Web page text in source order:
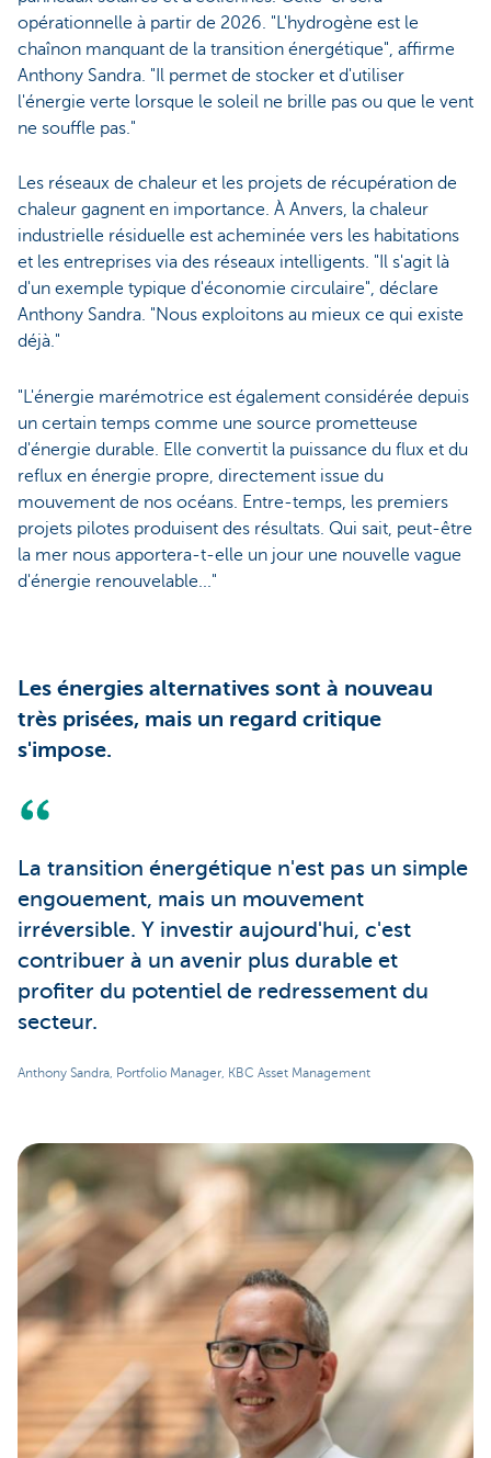
opérationnelle à partir de 2026. "L'hydrogène est le
chaînon manquant de la transition énergétique", affirme
Anthony Sandra. "Il permet de stocker et d'utiliser
l'énergie verte lorsque le soleil ne brille pas ou que le vent
ne souffle pas."
Les réseaux de chaleur et les projets de récupération de
chaleur gagnent en importance. À Anvers, la chaleur
industrielle résiduelle est acheminée vers les habitations
et les entreprises via des réseaux intelligents. "Il s'agit là
d'un exemple typique d'économie circulaire", déclare
Anthony Sandra. "Nous exploitons au mieux ce qui existe
déjà."
"L'énergie marémotrice est également considérée depuis
un certain temps comme une source prometteuse
d'énergie durable. Elle convertit la puissance du flux et du
reflux en énergie propre, directement issue du
mouvement de nos océans. Entre-temps, les premiers
projets pilotes produisent des résultats. Qui sait, peut-être
la mer nous apportera-t-elle un jour une nouvelle vague
d'énergie renouvelable..."
Les énergies alternatives sont à nouveau
très prisées, mais un regard critique
s'impose.
La transition énergétique n'est pas un simple
engouement, mais un mouvement
irréversible. Y investir aujourd'hui, c'est
contribuer à un avenir plus durable et
profiter du potentiel de redressement du
secteur.
Anthony Sandra, Portfolio Manager, KBC Asset Management